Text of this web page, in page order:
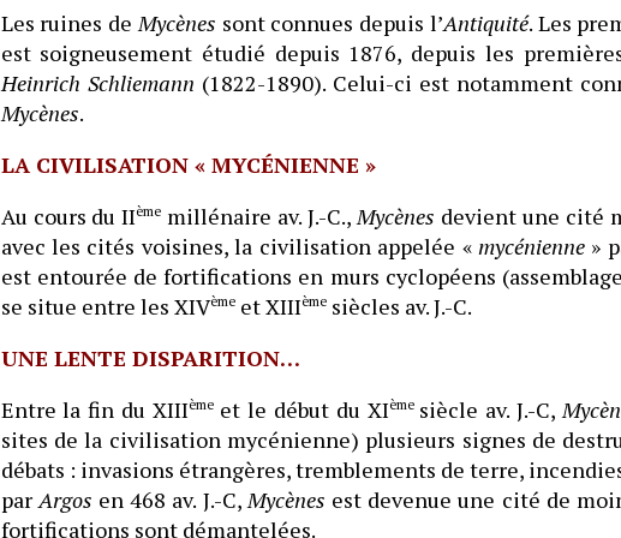
Les ruines de Mycènes sont connues depuis l’Antiquité. Les
est soigneusement étudié depuis 1876, depuis les
Heinrich Schliemann (1822-1890). Celui-ci est notamment
Mycènes.
LA CIVILISATION « MYCÉNIENNE »
Au cours du IIème millénaire av. J.-C., Mycènes devient une cité
avec les cités voisines, la civilisation appelée « mycénienne »
est entourée de fortifications en murs cyclopéens
se situe entre les XIVèmeet XIIIèmesiècles av. J.-C.
UNE LENTE DISPARITION…
Entre la fin du XIIIèmeet le début du XIème siècle av. J.-C,
sites de la civilisation mycénienne) plusieurs signes de
débats : invasions étrangères, tremblements de terre,
par Argos en 468 av. J.-C, Mycènes est devenue une cité de
fortifications sont démantelées.